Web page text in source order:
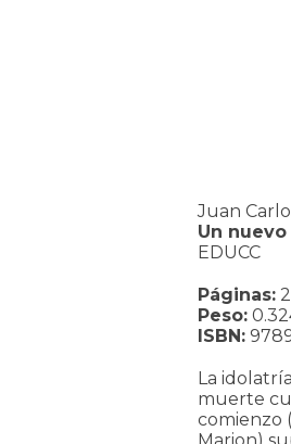
Juan
Un
EDUCC
Páginas:
Peso:
ISBN:
La
muerte